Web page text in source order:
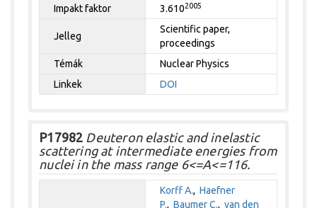
Impakt faktor
3.6102005
Jelleg
Scientific paper,
proceedings
Témák
Nuclear Physics
Linkek
DOI
P17982 Deuteron elastic and inelastic
scattering at intermediate energies from
nuclei in the mass range 6<=A<=116.
Korff A.,Haefner
P.,Baumer C.,van den